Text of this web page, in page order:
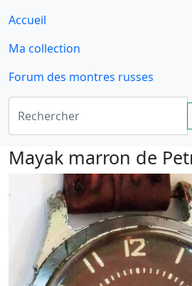
Accueil
Ma collection
Forum des montres russes
Mayak marron de